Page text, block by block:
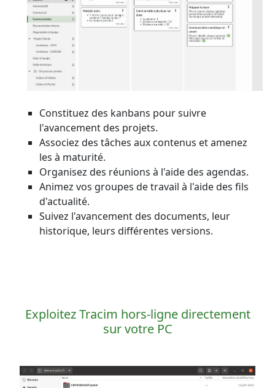
Constituez des kanbans pour suivre
l'avancement des projets.
Associez des tâches aux contenus et amenez
les à maturité.
Organisez des réunions à l'aide des agendas.
Animez vos groupes de travail à l'aide des fils
d'actualité.
Suivez l'avancement des documents, leur
historique, leurs différentes versions.
Exploitez Tracim hors-ligne directement
sur votre PC